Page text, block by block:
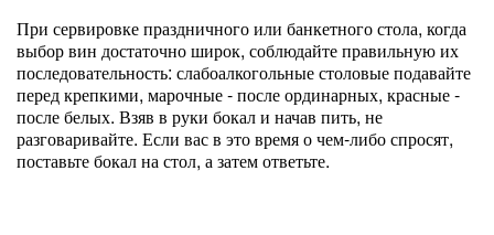
При сервировке праздничного или банкетного стола, когда
выбор вин достаточно широк, соблюдайте правильную их
последовательность: слабоалкогольные столовые подавайте
перед крепкими, марочные - после ординарных, красные -
после белых. Взяв в руки бокал и начав пить, не
разговаривайте. Если вас в это время о чем-либо спросят,
поставьте бокал на стол, а затем ответьте.